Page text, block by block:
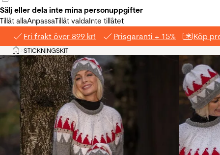
Sälj eller dela inte mina personuppgifter
Tillåt allaAnpassaTillåt valdaInte tillåtet
Fri frakt över 899 kr! Prisgaranti + 15% Köp
Hem
>STICKNINGSKIT